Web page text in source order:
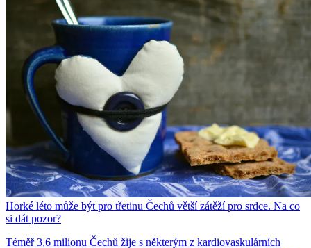
Horké léto může být pro třetinu Čechů větší zátěží pro srdce. Na co
si dát pozor?
Téměř 3,6 milionu Čechů žije s některým z kardiovaskulárních